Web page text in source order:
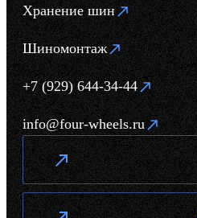
Хранение шин
Шиномонтаж
+7 (929) 644-34-44
info@four-wheels.ru